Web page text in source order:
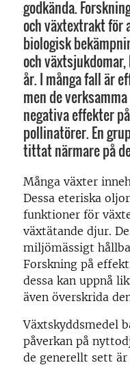
godkända.
och växtextrakt för
biologisk
och
år. I många fall är
men de
negativa effekter
pollinatörer. En
tittat närmare på
Många växter
Dessa eteriska
funktioner för
växtätande djur.
miljömässigt
Forskning på
dessa kan uppnå
även överskrida
Växtskyddsmedel
påverkan på
de generellt sett